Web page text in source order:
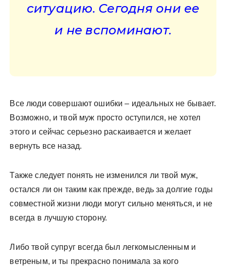
ситуацию. Сегодня они ее
и не вспоминают.
Все люди совершают ошибки – идеальных не бывает.
Возможно, и твой муж просто оступился, не хотел
этого и сейчас серьезно раскаивается и желает
вернуть все назад.
Также следует понять не изменился ли твой муж,
остался ли он таким как прежде, ведь за долгие годы
совместной жизни люди могут сильно меняться, и не
всегда в лучшую сторону.
Либо твой супруг всегда был легкомысленным и
ветреным, и ты прекрасно понимала за кого